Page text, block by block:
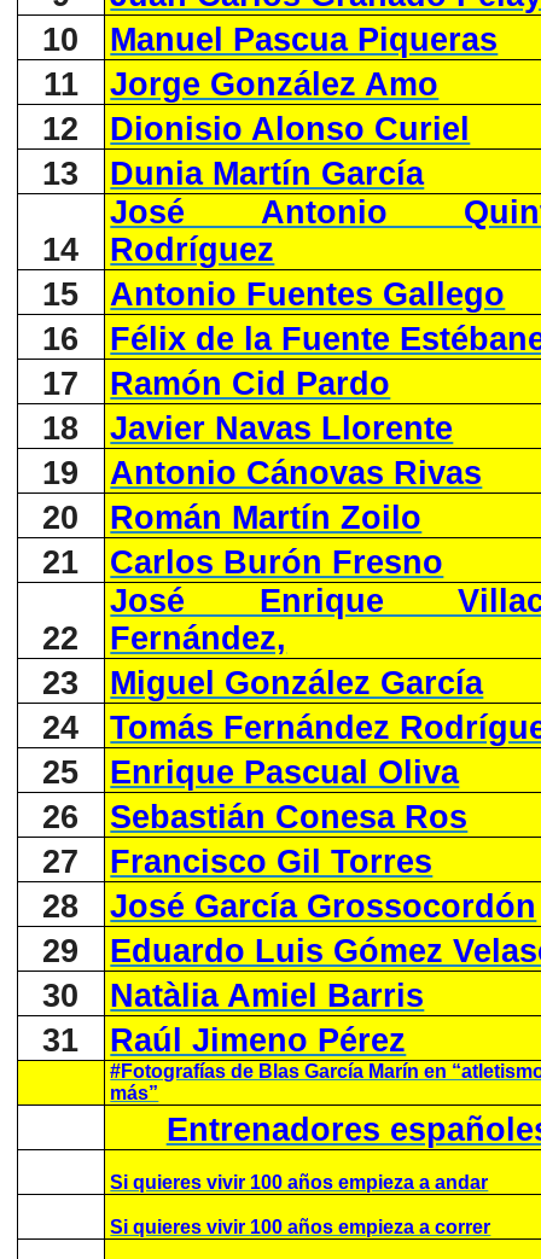
10
Manuel Pascua Piqueras
11
Jorge González Amo
12
Dionisio Alonso Curiel
13
Dunia Martín García
14
José Antonio
Rodríguez
15
Antonio Fuentes Gallego
16
Félix de la Fuente
17
Ramón Cid Pardo
18
Javier Navas Llorente
19
Antonio Cánovas Rivas
20
Román Martín Zoilo
21
Carlos Burón Fresno
22
José Enrique
Fernández,
23
Miguel González García
24
Tomás Fernández
25
Enrique Pascual Oliva
26
Sebastián Conesa Ros
27
Francisco Gil Torres
28
José García Grossocordón
29
Eduardo Luis Gómez
30
Natàlia Amiel Barris
31
Raúl Jimeno Pérez
#Fotografías de Blas García Marín en
más”
Entrenadores
Si quieres vivir 100 años empieza a andar
Si quieres vivir 100 años empieza a correr